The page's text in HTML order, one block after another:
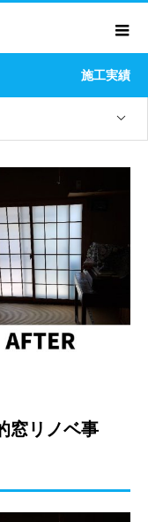
施工実績
窓リノベ事